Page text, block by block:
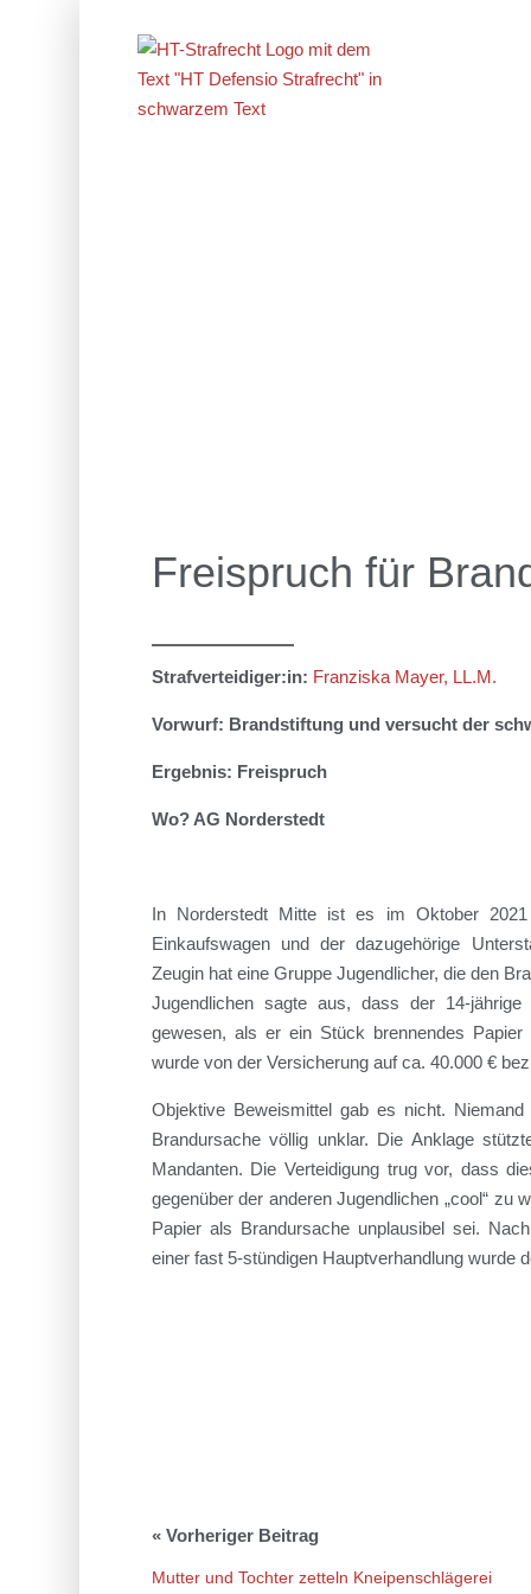
Freispruch für
Strafverteidiger:in: Franziska Mayer, LL.M.
Vorwurf: Brandstiftung und versucht der
Ergebnis: Freispruch
Wo? AG Norderstedt
In Norderstedt Mitte ist es im Oktober
Einkaufswagen und der dazugehörige
Zeugin hat eine Gruppe Jugendlicher, die den
Jugendlichen sagte aus, dass der 14-
gewesen, als er ein Stück brennendes
wurde von der Versicherung auf ca. 40.000 €
Objektive Beweismittel gab es nicht.
Brandursache völlig unklar. Die Anklage
Mandanten. Die Verteidigung trug vor, dass
gegenüber der anderen Jugendlichen „cool“
Papier als Brandursache unplausibel sei.
einer fast 5-stündigen Hauptverhandlung wurde
Mutter und Tochter zetteln Kneipenschlägerei